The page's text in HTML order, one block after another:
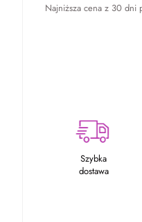
Najniższa cena z 30 dni
Szybka
dostawa